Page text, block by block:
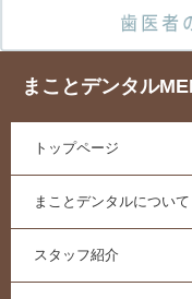
まことデンタル
トップページ
まことデンタルについて
スタッフ紹介